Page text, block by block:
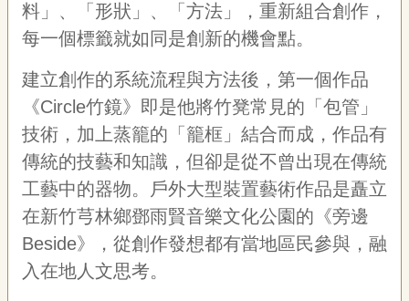
料」、「形狀」、「方法」，重新組合創作，
每一個標籤就如同是創新的機會點。
建立創作的系統流程與方法後，第一個作品
《Circle竹鏡》即是他將竹凳常見的「包管」
技術，加上蒸籠的「籠框」結合而成，作品有
傳統的技藝和知識，但卻是從不曾出現在傳統
工藝中的器物。戶外大型裝置藝術作品是矗立
在新竹芎林鄉鄧雨賢音樂文化公園的《旁邊
Beside》，從創作發想都有當地區民參與，融
入在地人文思考。